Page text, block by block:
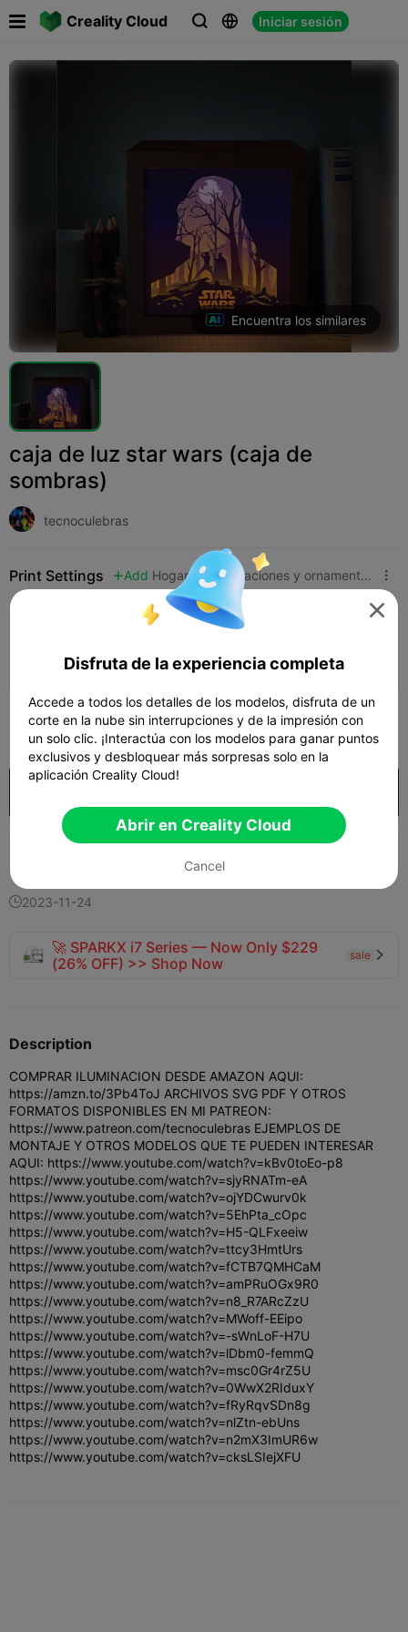
Creality Cloud   Iniciar sesión
 
Encuentra los similares
caja de luz star wars (caja de
sombras)
tecnoculebras
Print Settings  Add Hogar  Decoraciones y ornamentos para el hogar 
Añadir configuración de impresión
Gana más puntos
100 
2023-11-24
🚀 SPARKX i7 Series — Now Only $229
(26% OFF) >> Shop Now
sale 
Description
COMPRAR ILUMINACION DESDE AMAZON AQUI:
https://amzn.to/3Pb4ToJ ARCHIVOS SVG PDF Y OTROS
FORMATOS DISPONIBLES EN MI PATREON:
https://www.patreon.com/tecnoculebras EJEMPLOS DE
MONTAJE Y OTROS MODELOS QUE TE PUEDEN INTERESAR
AQUI: https://www.youtube.com/watch?v=kBv0toEo-p8
https://www.youtube.com/watch?v=sjyRNATm-eA
https://www.youtube.com/watch?v=ojYDCwurv0k
https://www.youtube.com/watch?v=5EhPta_cOpc
https://www.youtube.com/watch?v=H5-QLFxeeiw
https://www.youtube.com/watch?v=ttcy3HmtUrs
https://www.youtube.com/watch?v=fCTB7QMHCaM
https://www.youtube.com/watch?v=amPRuOGx9R0
https://www.youtube.com/watch?v=n8_R7ARcZzU
https://www.youtube.com/watch?v=MWoff-EEipo
https://www.youtube.com/watch?v=-sWnLoF-H7U
https://www.youtube.com/watch?v=lDbm0-femmQ
https://www.youtube.com/watch?v=msc0Gr4rZ5U
https://www.youtube.com/watch?v=0WwX2RIduxY
https://www.youtube.com/watch?v=fRyRqvSDn8g
https://www.youtube.com/watch?v=nlZtn-ebUns
https://www.youtube.com/watch?v=n2mX3ImUR6w
https://www.youtube.com/watch?v=cksLSIejXFU

Disfruta de la experiencia completa
Accede a todos los detalles de los modelos, disfruta de un
corte en la nube sin interrupciones y de la impresión con
un solo clic. ¡Interactúa con los modelos para ganar puntos
exclusivos y desbloquear más sorpresas solo en la
aplicación Creality Cloud!
Abrir en Creality Cloud
Cancel